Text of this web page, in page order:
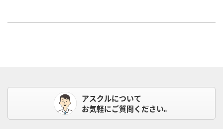
アスクルについて
お気軽にご質問ください。